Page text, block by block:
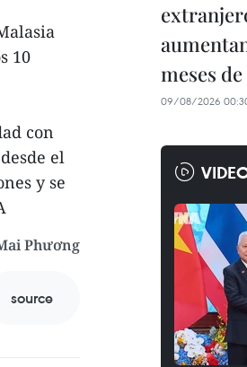
10
con
el
y se
Phương
source
meses
09/08/2026